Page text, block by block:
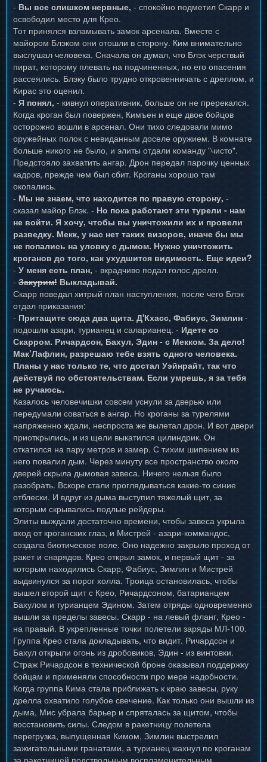
- Вы все слишком нервные, - спокойно подметил Скарр и
освободил место для Крео.
Тот принялся взламывать замок арсенала. Вместе с
майором Блэком они отошли в сторону. Ким внимательно
выслушал человека. Сначала он думал, что Блэк черствый
пират, которому плевать на подчиненных, но его опасения
рассеялись. Блэку было трудно откровенничать с дреллом, и
Кирас это оценил.
- Я понял, - кивнул оперативник, больше он не пререкался.
Когда кроган был повержен, Кимъен и еще двое бойцов
осторожно вошли в арсенал. Они тихо следовали мимо
оружейных полок с невиданным доселе оружием. В комнате
больше никого не было, и элиты отдали команду "чисто".
Предстояло захватить ангар. Дрон передал парочку ценных
кадров, прежде чем был сбит. Кроганы хорошо там
окопались.
- Мы не знаем, что находится по правую сторону, -
сказал майор Блэк. - Но пока работают эти турели - нам
не войти. Я хочу, чтобы вы уничтожили их и провели
разведку. Мекк, у нас нет таких визоров, иначе бы мы
не попались на уловку с дымом. Нужно уничтожить
кроганов до того, как ухудшится видимость. Еще идеи?
- У меня есть план, - вкрадчиво подал голос дрелл.
- Закурим! Выкладывай.
Скарр поведал хитрый план наступления, после чего Блэк
отдал приказания:
- Притащите сюда два щита. Д'Кхасс, Фабиус, Зимлин -
подошли азари, турианец и саларианец. - Идете со
Скарром. Ричардсон, Бахул, Эдин - с Мекком. За дело!
Мак’Лафлин, разрешаю тебе взять одного человека.
Планы у нас только те, что достал Уэйнрайт, так что
действуй по обстоятельствам. Если умрешь, я за тебя
не ручаюсь.
Казалось человечишки совсем уснули за дверью или
передумали соваться в ангар. Но кроганы за турелями
напряженно ждали, неспроста же вылетал дрон. И вот двери
приоткрылись, и из щели выкатился цилиндрик. Он
откатился на пару метров и замер. С тихим шипением из
него повалил дым. Через минуту все пространство около
дверей скрыла дымовая завеса. Ничего нельзя было
разобрать. Вскоре стали проглядываться какие-то синие
отблески. И вдруг из дыма выступил тяжелый щит, за
которым скрывались подлые рейдеры.
Элиты выждали достаточно времени, чтобы завеса укрыла
вход от кроганских глаз, и Мистрей - азари-коммандос,
создала биотическое поле. Оно надежно закрыло проход от
ракет и снарядов. Крео открыл замок, и первый щит - за
которым находились Скарр, Фабиус, Зимлин и Мистрей
выдвинулся за порог холла. Троица остановилась, чтобы
вышел второй щит с Крео, Ричардсоном, батарианцем
Бахулом и турианцем Эдином. Затем отряды одновременно
вышли за пределы завесы. Скарр - на левый фланг, Крео -
на правый. В укрепленные точки полетели заряды МЛ-100.
Группа Крео стала докладывать, что видит. Ричардсон и
Бахул открыли огонь из дробовиков, Эдин - из винтовки.
Страж Ричардсон в технической броне оказывал поддержку
бойцам и применяли способности про мере надобности.
Когда группа Кима стала приближать к краю завесы, руку
дрелла охватило голубое свечение. Как только они вышли из
дыма, Мис убрала барьер и спряталась за щитом, чтобы
восстановить силы. Следом в ракетницу полетела
перегрузка, выпущенная Кимом, Зимлин выстрелил
зажигательными гранатами, а турианец жахнул по кроганам